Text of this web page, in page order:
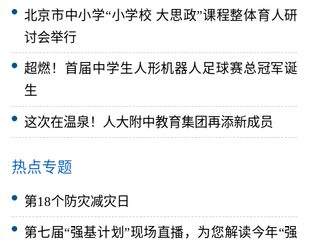
北京市中小学“小学校 大思政”课程整体育人研
讨会举行
超燃！首届中学生人形机器人足球赛总冠军诞
生
这次在温泉！人大附中教育集团再添新成员
热点专题
第18个防灾减灾日
第七届“强基计划”现场直播，为您解读今年“强